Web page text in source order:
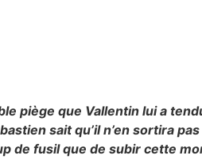
piège que Vallentin lui a
sait qu’il n’en sortira
de fusil que de subir cette